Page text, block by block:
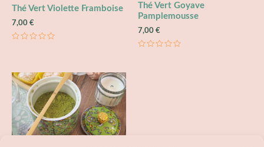
Thé Vert Violette Framboise
7,00 €
Thé Vert Goyave
Pamplemousse
7,00 €